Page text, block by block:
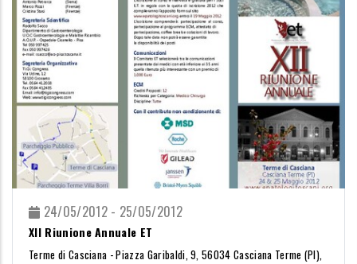
24/05/2012 - 25/05/2012
XII Riunione Annuale ET
Terme di Casciana - Piazza Garibaldi, 9, 56034 Casciana Terme (PI),